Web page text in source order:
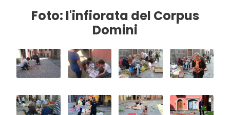
Foto: l'infiorata del Corpus
Domini